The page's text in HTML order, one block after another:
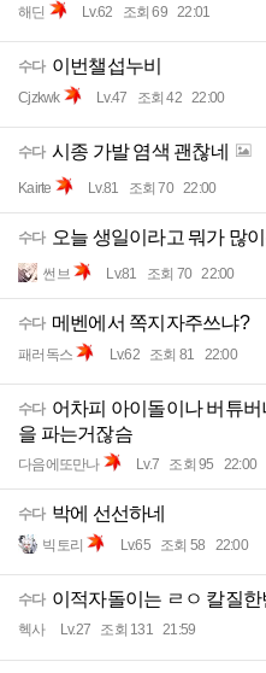
해딘 Lv.62 조회 69 22:01
수다 이번챌섭누비
Cjzkwk Lv.47 조회 42 22:00
수다 시종 가발 염색 괜찮네
Kairte Lv.81 조회 70 22:00
수다 오늘 생일이라고 뭐가 많
썬브 Lv.81 조회 70 22:00
수다 메벤에서 쪽지자주쓰냐?
패러독스 Lv.62 조회 81 22:00
수다 어차피 아이돌이나 버튜
을 파는거잖슴
다음에또만나 Lv.7 조회 95 22:00
수다 박에 선선하네
빅토리 Lv.65 조회 58 22:00
수다 이적자돌이는 ㄹㅇ 칼질
헥사 Lv.27 조회 131 21:59